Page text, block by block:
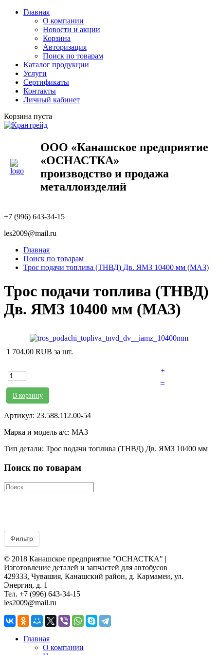
Главная
О компании
Новости и акции
Корзина
Авторизация
Поиск по товарам
Каталог продукции
Услуги
Сертификаты
Контакты
Личный кабинет
Корзина пуста
ООО «Канашское предприятие
«ОСНАСТКА»
производство и продажа
металлоизделий
+7 (996) 643-34-15
les2009@mail.ru
Главная
Поиск по товарам
Трос подачи топлива (ТНВД) Дв. ЯМЗ 10400 мм (МАЗ)
Трос подачи топлива (ТНВД)
Дв. ЯМЗ 10400 мм (МАЗ)
1 704,00 RUB за шт.
+
–
В корзину
Артикул: 23.588.112.00-54
Марка и модель а/с: МАЗ
Тип детали: Трос подачи топлива (ТНВД) Дв. ЯМЗ 10400 мм
Поиск по товарам
© 2018 Канашское предприятие "ОСНАСТКА" |
Изготовление деталей и запчастей для автобусов
429333, Чувашия, Канашский район, д. Кармамеи, ул.
Энергия, д. 1
Тел. +7 (996) 643-34-15
les2009@mail.ru
Главная
О компании